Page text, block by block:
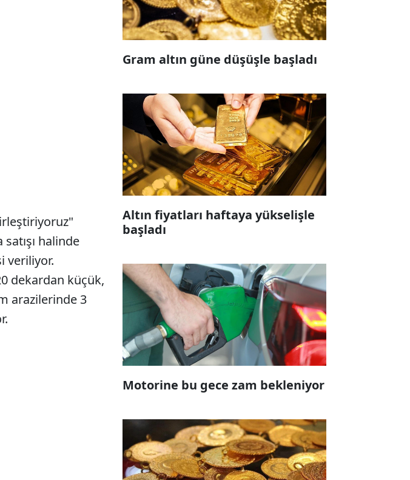
halinde
veriliyor.
dekardan küçük,
arazilerinde 3
Gram altın güne düşüşle başladı
Altın fiyatları haftaya yükselişle
başladı
Motorine bu gece zam bekleniyor